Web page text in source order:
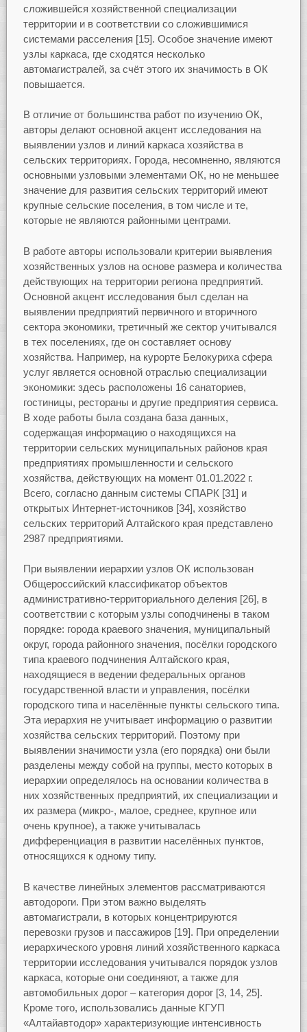
сложившейся хозяйственной специализации
территории и в соответствии со сложившимися
системами расселения [15]. Особое значение имеют
узлы каркаса, где сходятся несколько
автомагистралей, за счёт этого их значимость в ОК
повышается.
В отличие от большинства работ по изучению ОК,
авторы делают основной акцент исследования на
выявлении узлов и линий каркаса хозяйства в
сельских территориях. Города, несомненно, являются
основными узловыми элементами ОК, но не меньшее
значение для развития сельских территорий имеют
крупные сельские поселения, в том числе и те,
которые не являются районными центрами.
В работе авторы использовали критерии выявления
хозяйственных узлов на основе размера и количества
действующих на территории региона предприятий.
Основной акцент исследования был сделан на
выявлении предприятий первичного и вторичного
сектора экономики, третичный же сектор учитывался
в тех поселениях, где он составляет основу
хозяйства. Например, на курорте Белокуриха сфера
услуг является основной отраслью специализации
экономики: здесь расположены 16 санаториев,
гостиницы, рестораны и другие предприятия сервиса.
В ходе работы была создана база данных,
содержащая информацию о находящихся на
территории сельских муниципальных районов края
предприятиях промышленности и сельского
хозяйства, действующих на момент 01.01.2022 г.
Всего, согласно данным системы СПАРК [31] и
открытых Интернет-источников [34], хозяйство
сельских территорий Алтайского края представлено
2987 предприятиями.
При выявлении иерархии узлов ОК использован
Общероссийский классификатор объектов
административно-территориального деления [26], в
соответствии с которым узлы соподчинены в таком
порядке: города краевого значения, муниципальный
округ, города районного значения, посёлки городского
типа краевого подчинения Алтайского края,
находящиеся в ведении федеральных органов
государственной власти и управления, посёлки
городского типа и населённые пункты сельского типа.
Эта иерархия не учитывает информацию о развитии
хозяйства сельских территорий. Поэтому при
выявлении значимости узла (его порядка) они были
разделены между собой на группы, место которых в
иерархии определялось на основании количества в
них хозяйственных предприятий, их специализации и
их размера (микро-, малое, среднее, крупное или
очень крупное), а также учитывалась
дифференциация в развитии населённых пунктов,
относящихся к одному типу.
В качестве линейных элементов рассматриваются
автодороги. При этом важно выделять
автомагистрали, в которых концентрируются
перевозки грузов и пассажиров [19]. При определении
иерархического уровня линий хозяйственного каркаса
территории исследования учитывался порядок узлов
каркаса, которые они соединяют, а также для
автомобильных дорог – категория дорог [3, 14, 25].
Кроме того, использовались данные КГУП
«Алтайавтодор» характеризующие интенсивность